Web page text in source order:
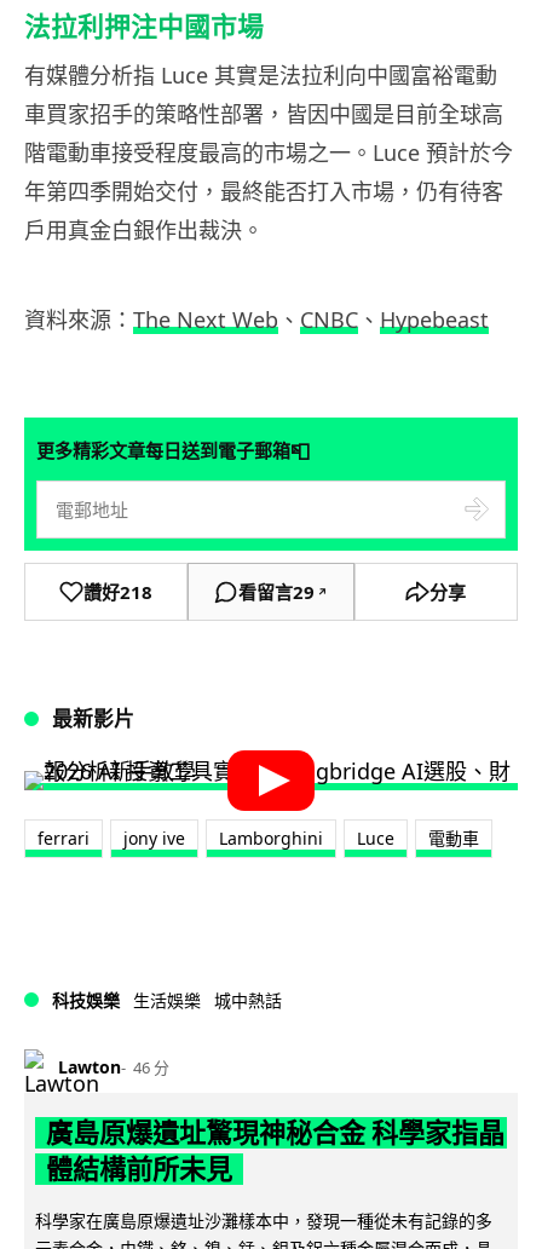
法拉利押注中國市場
有媒體分析指 Luce 其實是法拉利向中國富裕電動
車買家招手的策略性部署，皆因中國是目前全球高
階電動車接受程度最高的市場之一。Luce 預計於今
年第四季開始交付，最終能否打入市場，仍有待客
戶用真金白銀作出裁決。
資料來源： The Next Web 、 CNBC 、 Hypebeast
更多精彩文章每日送到電子郵箱📮
讚好218 看留言29 ↗ 分享
最新影片
ferrari jony ive Lamborghini Luce 電動車
科技娛樂 生活娛樂 城中熱話
Lawton 46 分
廣島原爆遺址驚現神秘合金 科學家指晶
體結構前所未見
科學家在廣島原爆遺址沙灘樣本中，發現一種從未有記錄的多